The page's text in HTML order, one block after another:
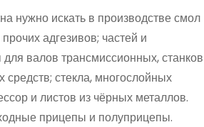
нужно искать в производстве смол
адгезивов; частей и
валов трансмиссионных, станков
стекла, многослойных
и листов из чёрных металлов.
прицепы и полуприцепы.